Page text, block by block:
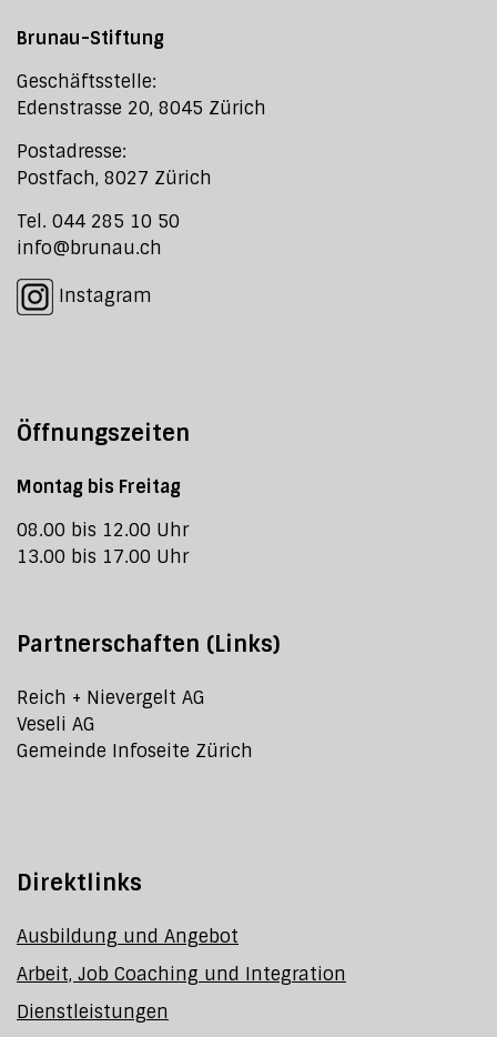
Brunau-Stiftung
Geschäftsstelle:
Edenstrasse 20, 8045 Zürich
Postadresse:
Postfach, 8027 Zürich
Tel. 044 285 10 50
info@brunau.ch
Instagram
Öffnungszeiten
Montag bis Freitag
08.00 bis 12.00 Uhr
13.00 bis 17.00 Uhr
Partnerschaften (Links)
Reich + Nievergelt AG
Veseli AG
Gemeinde Infoseite Zürich
Direktlinks
Ausbildung und Angebot
Arbeit, Job Coaching und Integration
Dienstleistungen